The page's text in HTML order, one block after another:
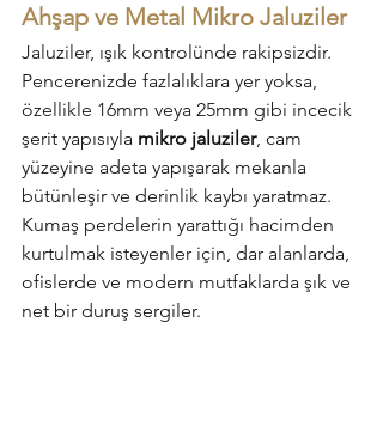
Ahşap ve Metal Mikro Jaluziler
Jaluziler, ışık kontrolünde rakipsizdir.
Pencerenizde fazlalıklara yer yoksa,
özellikle 16mm veya 25mm gibi incecik
şerit yapısıyla mikro jaluziler, cam
yüzeyine adeta yapışarak mekanla
bütünleşir ve derinlik kaybı yaratmaz.
Kumaş perdelerin yarattığı hacimden
kurtulmak isteyenler için, dar alanlarda,
ofislerde ve modern mutfaklarda şık ve
net bir duruş sergiler.